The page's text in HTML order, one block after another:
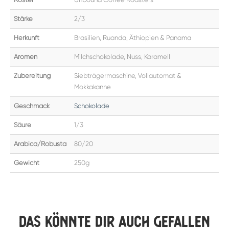
Stärke 2/3
Herkunft Brasilien, Ruanda, Äthiopien & Panama
Aromen Milchschokolade, Nuss, Karamell
Zubereitung
Siebträgermaschine, Vollautomat &
Mokkakanne
Geschmack Schokolade
Säure 1/3
Arabica/Robusta 80/20
Gewicht 250g
Das könnte dir auch gefallen